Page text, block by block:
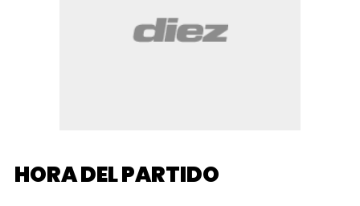
HORA DEL PARTIDO